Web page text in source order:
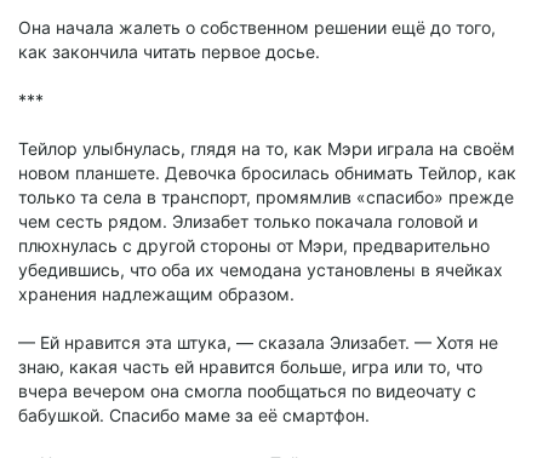
Она начала жалеть о собственном решении ещё до того,
как закончила читать первое досье.
***
Тейлор улыбнулась, глядя на то, как Мэри играла на своём
новом планшете. Девочка бросилась обнимать Тейлор, как
только та села в транспорт, промямлив «спасибо» прежде
чем сесть рядом. Элизабет только покачала головой и
плюхнулась с другой стороны от Мэри, предварительно
убедившись, что оба их чемодана установлены в ячейках
хранения надлежащим образом.
— Ей нравится эта штука, — сказала Элизабет. — Хотя не
знаю, какая часть ей нравится больше, игра или то, что
вчера вечером она смогла пообщаться по видеочату с
бабушкой. Спасибо маме за её смартфон.